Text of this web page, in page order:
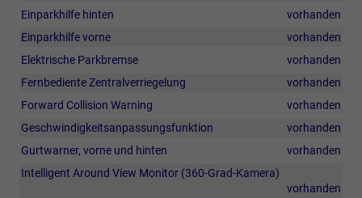
Einparkhilfe hinten
vorhanden
Einparkhilfe vorne
vorhanden
Elektrische Parkbremse
vorhanden
Fernbediente Zentralverriegelung
vorhanden
Forward Collision Warning
vorhanden
Geschwindigkeitsanpassungsfunktion
vorhanden
Gurtwarner, vorne und hinten
vorhanden
Intelligent Around View Monitor (360-Grad-Kamera)
vorhanden